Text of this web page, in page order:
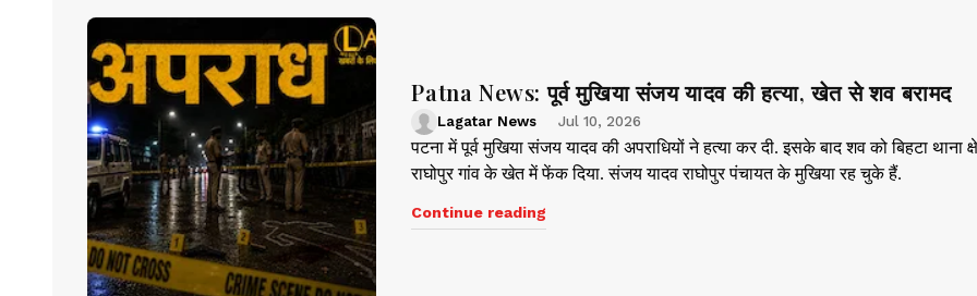
Patna News: पूर्व मुखिया संजय यादव की हत्या, खेत से शव बरामद
Lagatar News Jul 10, 2026
पटना में पूर्व मुखिया संजय यादव की अपराधियों ने हत्या कर दी. इसके बाद शव को बिहटा थाना
राघोपुर गांव के खेत में फेंक दिया. संजय यादव राघोपुर पंचायत के मुखिया रह चुके हैं.
Continue reading